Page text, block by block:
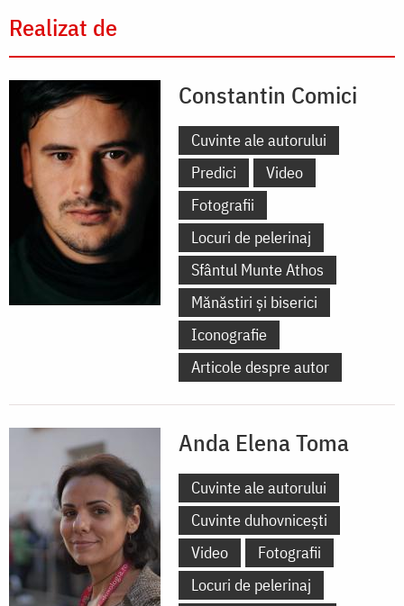
Realizat de
Constantin Comici
Cuvinte ale autorului
Predici
Video
Fotografii
Locuri de pelerinaj
Sfântul Munte Athos
Mănăstiri și biserici
Iconografie
Articole despre autor
Anda Elena Toma
Cuvinte ale autorului
Cuvinte duhovnicești
Video
Fotografii
Locuri de pelerinaj